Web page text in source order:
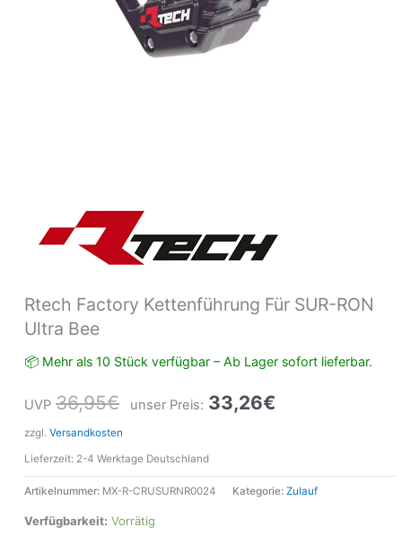
Rtech Factory Kettenführung Für SUR-RON
Ultra Bee
📦 Mehr als 10 Stück verfügbar – Ab Lager sofort lieferbar.
UVP 36,95€ unser Preis: 33,26€
zzgl. Versandkosten
Lieferzeit: 2-4 Werktage Deutschland
Artikelnummer: MX-R-CRUSURNR0024 Kategorie: Zulauf
Verfügbarkeit: Vorrätig